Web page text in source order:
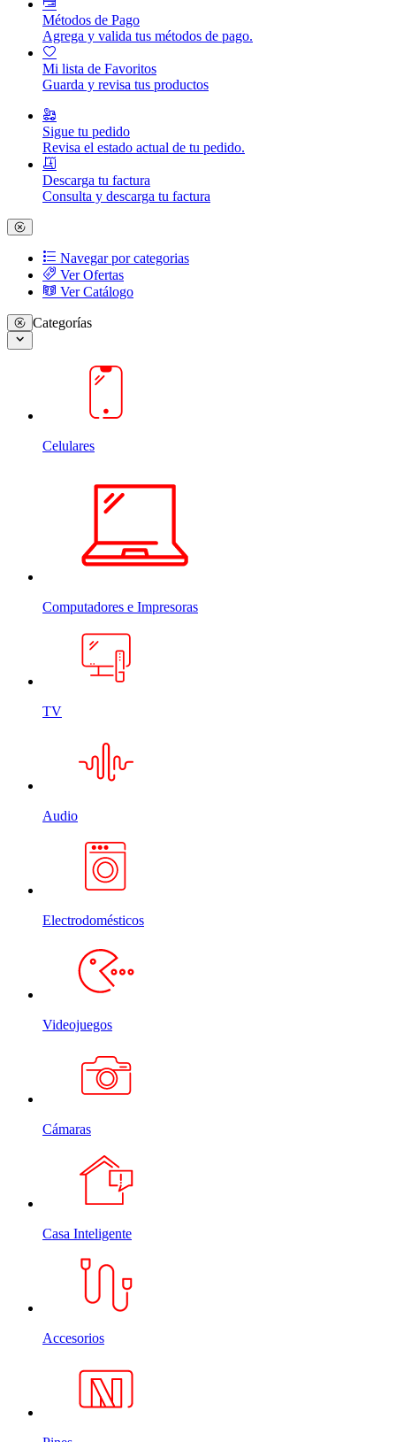
Métodos de Pago
Agrega y valida tus métodos de pago.
Mi lista de Favoritos
Guarda y revisa tus productos
Sigue tu pedido
Revisa el estado actual de tu pedido.
Descarga tu factura
Consulta y descarga tu factura
Navegar por categorias
Ver Ofertas
Ver Catálogo
Categorías
Celulares
Computadores e Impresoras
TV
Audio
Electrodomésticos
Videojuegos
Cámaras
Casa Inteligente
Accesorios